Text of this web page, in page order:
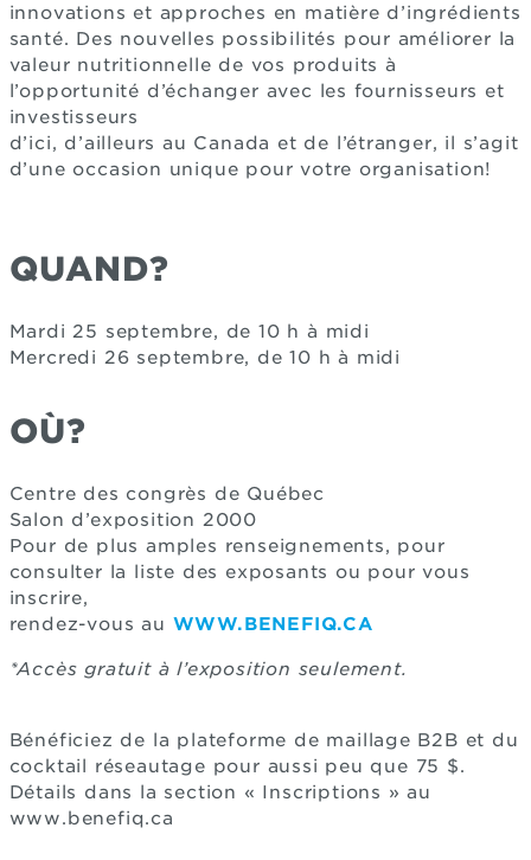
innovations et approches en matière d’ingrédients
santé. Des nouvelles possibilités pour améliorer la
valeur nutritionnelle de vos produits à
l’opportunité d’échanger avec les fournisseurs et
investisseurs
d’ici, d’ailleurs au Canada et de l’étranger, il s’agit
d’une occasion unique pour votre organisation!
QUAND?
Mardi 25 septembre, de 10 h à midi
Mercredi 26 septembre, de 10 h à midi
OÙ?
Centre des congrès de Québec
Salon d’exposition 2000
Pour de plus amples renseignements, pour
consulter la liste des exposants ou pour vous
inscrire,
rendez-vous au WWW.BENEFIQ.CA
*Accès gratuit à l’exposition seulement.
Bénéficiez de la plateforme de maillage B2B et du
cocktail réseautage pour aussi peu que 75 $.
Détails dans la section « Inscriptions » au
www.benefiq.ca